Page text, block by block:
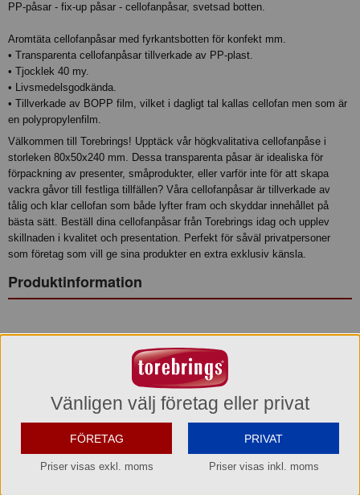
PP-påsar - fix-up påsar - cellofanpåsar, svetsad botten.
Aromtäta cellofanpåsar med fyrkantsbotten för konfekt mm.
• Transparenta cellofanpåsar tillverkade av PP-plast.
• Tjocklek 40 my.
• Livsmedelsgodkända.
• Tillverkade av BOPP film, vilket i dagligt tal kallas cellofan men som är
en polypropylenfilm.
Välkommen till Torebrings! Upptäck vår högkvalitativa cellofanpåse i
storleken 80x50x240 mm. Dessa transparenta påsar är idealiska för
förpackning av presenter, småprodukter, eller varför inte för att skapa
vackra gåvor till festliga tillfällen? Våra cellofanpåsar är tillverkade av
tålig och klar cellofan som både lyfter fram och skyddar innehållet på
bästa sätt. Beställ dina cellofanpåsar från Torebrings idag och upplev
skillnaden i kvalitet och presentation. Perfekt för såväl privatpersoner
som företag som vill ge sina produkter en extra exklusiv känsla.
Produktinformation
Konsumentkontakt
Packoplock Scandinavia AB
020-50 58 50
Vänligen välj företag eller privat
FÖRETAG
Priser visas exkl. moms
PRIVAT
Priser visas inkl. moms